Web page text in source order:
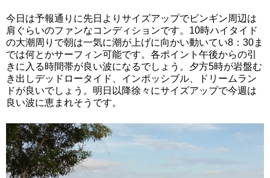
今日は予報通りに先日よりサイズアップでビンギン周辺は
肩ぐらいのファンなコンディションです。10時ハイタイド
の大潮周りで朝は一気に潮が上げに向かい動いてい8：30ま
では何とかサーフィン可能です。各ポイント午後からの引
きに入る時間帯が良い波になるでしょう。夕方5時が岩盤む
き出しデッドロータイド、インポッシブル、ドリームラン
ドが良いでしょう。明日以降徐々にサイズアップで今週は
良い波に恵まれそうです。